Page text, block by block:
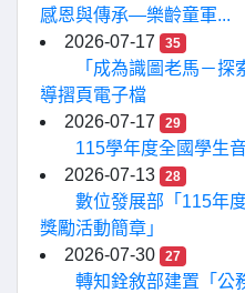
感恩與傳承—樂齡童軍...
2026-07-17
35
「成為識圖老馬－
導摺頁電子檔
2026-07-17
29
115學年度全國學生
2026-07-13
28
數位發展部「115年
獎勵活動簡章」
2026-07-30
27
轉知銓敘部建置「公